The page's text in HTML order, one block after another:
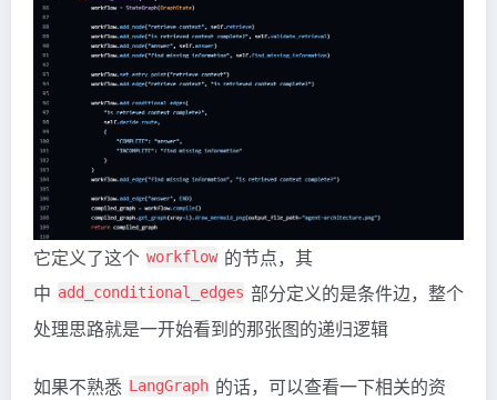
它定义了这个 workflow 的节点，其
中 add_conditional_edges 部分定义的是条件边，整个
处理思路就是一开始看到的那张图的递归逻辑
如果不熟悉 LangGraph 的话，可以查看一下相关的资